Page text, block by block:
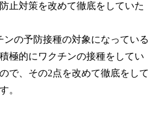
止対策を改めて徹底をしていた
の予防接種の対象になっている
極的にワクチンの接種をしてい
で、その2点を改めて徹底をして
。